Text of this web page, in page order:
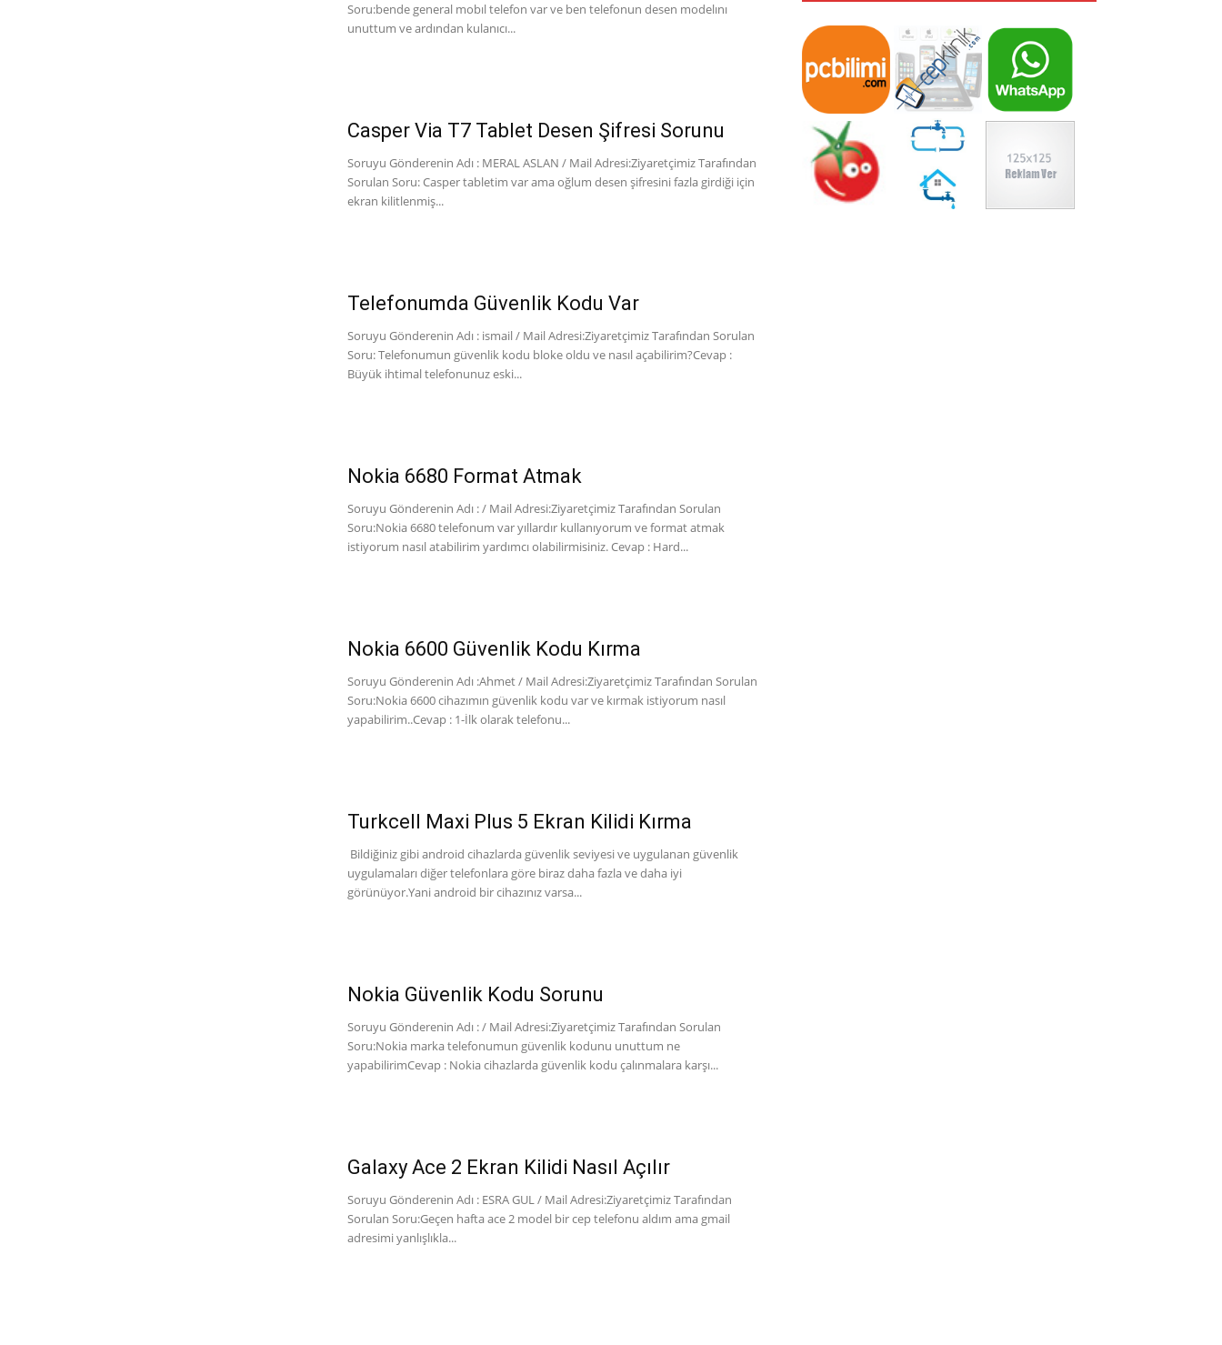
Soru:bende general mobıl telefon var ve ben telefonun desen modelını
unuttum ve ardından kulanıcı...
Casper Via T7 Tablet Desen Şifresi Sorunu
Soruyu Gönderenin Adı : MERAL ASLAN / Mail Adresi:Ziyaretçimiz Tarafından
Sorulan Soru: Casper tabletim var ama oğlum desen şifresini fazla girdiği için
ekran kilitlenmiş...
Telefonumda Güvenlik Kodu Var
Soruyu Gönderenin Adı : ismail / Mail Adresi:Ziyaretçimiz Tarafından Sorulan
Soru: Telefonumun güvenlik kodu bloke oldu ve nasıl açabilirim?Cevap :
Büyük ihtimal telefonunuz eski...
Nokia 6680 Format Atmak
Soruyu Gönderenin Adı : / Mail Adresi:Ziyaretçimiz Tarafından Sorulan
Soru:Nokia 6680 telefonum var yıllardır kullanıyorum ve format atmak
istiyorum nasıl atabilirim yardımcı olabilirmisiniz. Cevap : Hard...
Nokia 6600 Güvenlik Kodu Kırma
Soruyu Gönderenin Adı :Ahmet / Mail Adresi:Ziyaretçimiz Tarafından Sorulan
Soru:Nokia 6600 cihazımın güvenlik kodu var ve kırmak istiyorum nasıl
yapabilirim..Cevap : 1-İlk olarak telefonu...
Turkcell Maxi Plus 5 Ekran Kilidi Kırma
Bildiğiniz gibi android cihazlarda güvenlik seviyesi ve uygulanan güvenlik
uygulamaları diğer telefonlara göre biraz daha fazla ve daha iyi
görünüyor.Yani android bir cihazınız varsa...
Nokia Güvenlik Kodu Sorunu
Soruyu Gönderenin Adı : / Mail Adresi:Ziyaretçimiz Tarafından Sorulan
Soru:Nokia marka telefonumun güvenlik kodunu unuttum ne
yapabilirimCevap : Nokia cihazlarda güvenlik kodu çalınmalara karşı...
Galaxy Ace 2 Ekran Kilidi Nasıl Açılır
Soruyu Gönderenin Adı : ESRA GUL / Mail Adresi:Ziyaretçimiz Tarafından
Sorulan Soru:Geçen hafta ace 2 model bir cep telefonu aldım ama gmail
adresimi yanlışlıkla...